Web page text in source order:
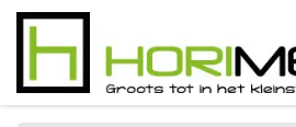
Overslaan naar inhoud